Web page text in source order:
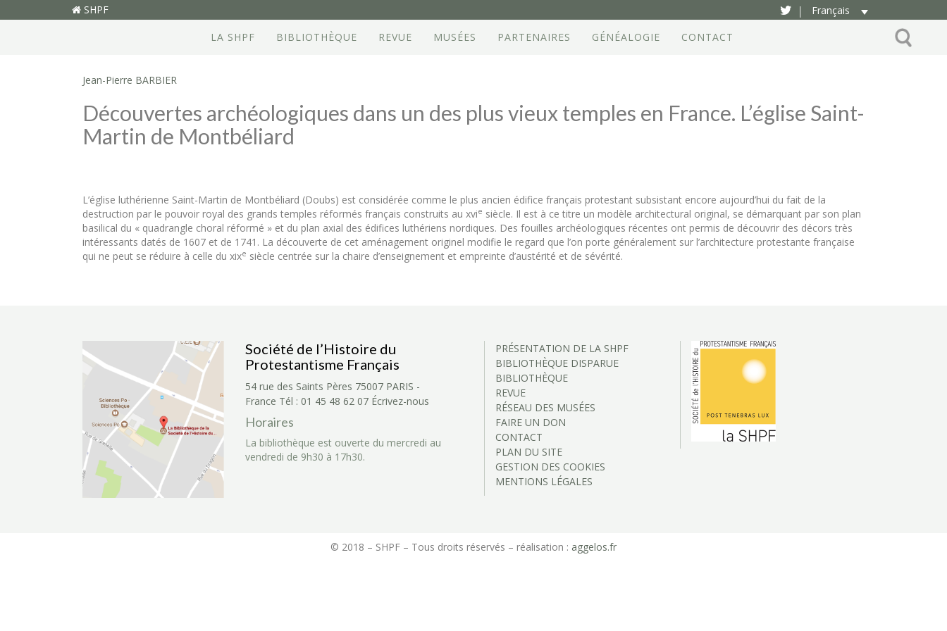
SHPF |
Français
LA SHPF
BIBLIOTHÈQUE REVUE MUSÉES PARTENAIRES GÉNÉALOGIE CONTACT
Jean-Pierre BARBIER
Découvertes archéologiques dans un des plus vieux temples en France. L’église Saint-
Martin de Montbéliard
L’église luthérienne Saint-Martin de Montbéliard (Doubs) est considérée comme le plus ancien édifice français protestant subsistant encore aujourd’hui du fait de la
destruction par le pouvoir royal des grands temples réformés français construits au xvie siècle. Il est à ce titre un modèle architectural original, se démarquant par son plan
basilical du « quadrangle choral réformé » et du plan axial des édifices luthériens nordiques. Des fouilles archéologiques récentes ont permis de découvrir des décors très
intéressants datés de 1607 et de 1741. La découverte de cet aménagement originel modifie le regard que l’on porte généralement sur l’architecture protestante française
qui ne peut se réduire à celle du xixe siècle centrée sur la chaire d’enseignement et empreinte d’austérité et de sévérité.
Société de l’Histoire du
Protestantisme Français
54 rue des Saints Pères 75007 PARIS -
France Tél : 01 45 48 62 07 Écrivez-nous
Horaires
La bibliothèque est ouverte du mercredi au
vendredi de 9h30 à 17h30.
PRÉSENTATION DE LA SHPF
BIBLIOTHÈQUE DISPARUE
BIBLIOTHÈQUE
REVUE
RÉSEAU DES MUSÉES
FAIRE UN DON
CONTACT
PLAN DU SITE
GESTION DES COOKIES
MENTIONS LÉGALES
© 2018 – SHPF – Tous droits réservés – réalisation : aggelos.fr